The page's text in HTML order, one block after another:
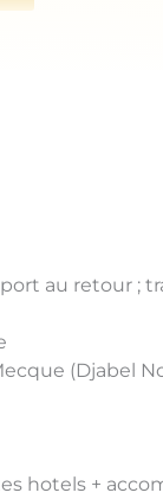
au retour ;
(Djabel
hotels +